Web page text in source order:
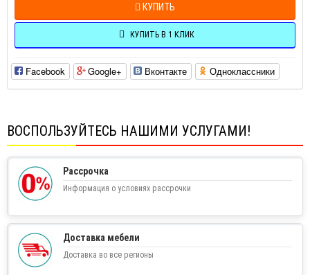
КУПИТЬ
КУПИТЬ В 1 КЛИК
Facebook Google+ Вконтакте Одноклассники
ВОСПОЛЬЗУЙТЕСЬ НАШИМИ УСЛУГАМИ!
Рассрочка
Информация о условиях рассрочки
Доставка мебели
Доставка во все регионы